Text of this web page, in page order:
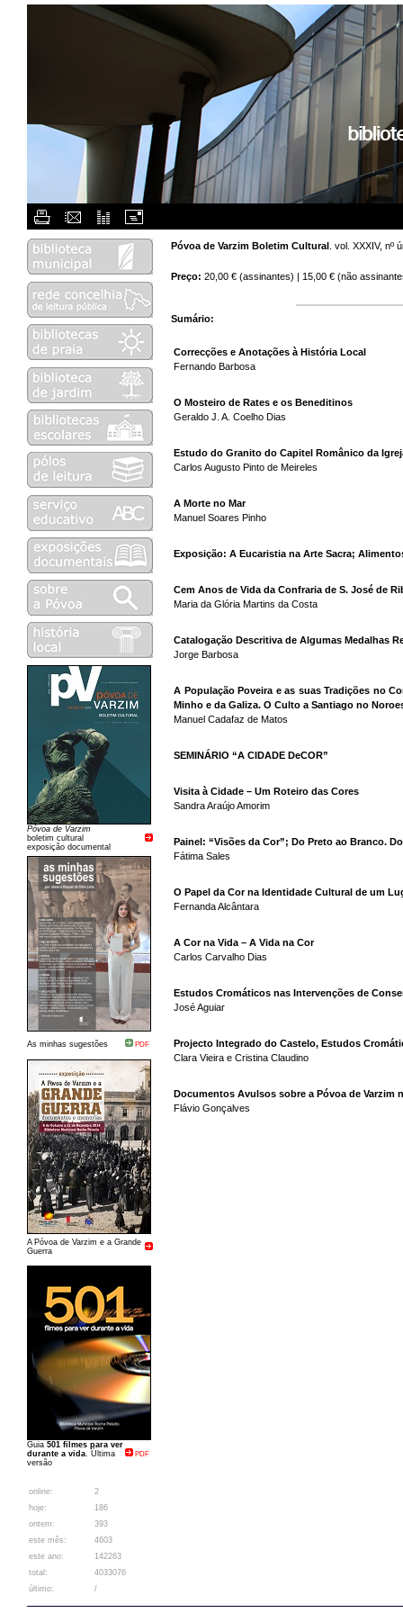
Póvoa de Varzim
boletim cultural
exposição documental
As minhas sugestões PDF
A Póvoa de Varzim e a Grande
Guerra
Guia 501 filmes para ver
durante a vida. Última
versão
PDF
online:
2
hoje:
186
ontem:
393
este mês:
4603
este ano:
142263
total:
4033076
último:
/
Póvoa de Varzim Boletim Cultural . vol. XXXIV,
Preço: 20,00 € (assinantes) | 15,00 € (não
Sumário:
Correcções e Anotações à História Local
Fernando Barbosa
O Mosteiro de Rates e os Beneditinos
Geraldo J. A. Coelho Dias
Estudo do Granito do Capitel Românico da
Carlos Augusto Pinto de Meireles
A Morte no Mar
Manuel Soares Pinho
Exposição: A Eucaristia na Arte Sacra;
Cem Anos de Vida da Confraria de S. José de
Maria da Glória Martins da Costa
Catalogação Descritiva de Algumas Medalhas
Jorge Barbosa
A População Poveira e as suas Tradições no
Minho e da Galiza. O Culto a Santiago no
Manuel Cadafaz de Matos
SEMINÁRIO “A CIDADE DeCOR”
Visita à Cidade – Um Roteiro das Cores
Sandra Araújo Amorim
Painel: “Visões da Cor”; Do Preto ao Branco.
Fátima Sales
O Papel da Cor na Identidade Cultural de um
Fernanda Alcântara
A Cor na Vida – A Vida na Cor
Carlos Carvalho Dias
Estudos Cromáticos nas Intervenções de
José Aguiar
Projecto Integrado do Castelo, Estudos
Clara Vieira e Cristina Claudino
Documentos Avulsos sobre a Póvoa de Varzim
Flávio Gonçalves